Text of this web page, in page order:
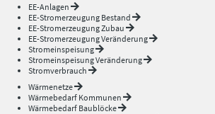
EE-Anlagen
EE-Stromerzeugung Bestand
EE-Stromerzeugung Zubau
EE-Stromerzeugung Veränderung
Stromeinspeisung
Stromeinspeisung Veränderung
Stromverbrauch
Wärmenetze
Wärmebedarf Kommunen
Wärmebedarf Baublöcke